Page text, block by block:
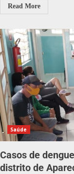
Read More
Saúde
Casos de
distrito de